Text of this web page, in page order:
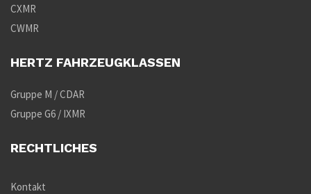
CXMR
CWMR
HERTZ FAHRZEUGKLASSEN
Gruppe M / CDAR
Gruppe G6 / IXMR
RECHTLICHES
Kontakt